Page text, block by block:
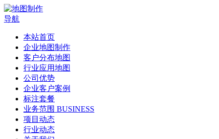
导航
本站首页
企业地图制作
客户分布地图
行业应用地图
公司优势
企业客户案例
标注套餐
业务范围 BUSINESS
项目动态
行业动态